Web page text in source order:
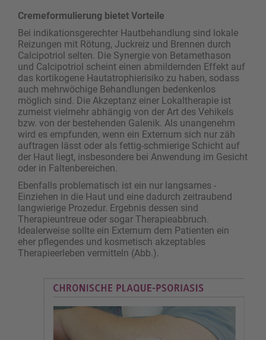
Cremeformulierung bietet Vorteile
Bei indikationsgerechter Hautbehandlung sind lokale
Reizungen mit Rötung, Juckreiz und Brennen durch
Calcipotriol selten. Die Synergie von Betamethason
und Calcipotriol scheint einen abmildernden Effekt auf
das kortikogene Hautatrophierisiko zu haben, sodass
auch mehrwöchige Behandlungen bedenkenlos
möglich sind. Die Akzeptanz einer Lokaltherapie ist
zumeist vielmehr abhängig von der Art des Vehikels
bzw. von der bestehenden Galenik. Als unangenehm
wird es empfunden, wenn ein Externum sich nur zäh
auftragen lässt oder als fettig-schmierige Schicht auf
der Haut liegt, insbesondere bei ­Anwendung im Gesicht
oder in Faltenbereichen.
Ebenfalls problematisch ist ein nur langsames ­
Einziehen in die Haut und eine dadurch zeitraubend
langwierige Prozedur. Ergebnis dessen sind
Therapieuntreue oder sogar Therapieabbruch.
Idealerweise sollte ein Externum dem Patienten ein
eher pflegendes und kosmetisch akzeptables
Therapieerleben vermitteln (Abb.).